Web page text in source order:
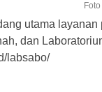
utama
dan
labsabo/